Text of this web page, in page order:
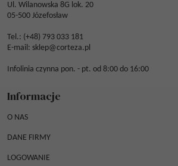
Ul. Wilanowska 8G lok. 20
05-500 Józefosław
Tel.: (+48) 793 033 181
E-mail: sklep@corteza.pl
Infolinia czynna pon. - pt. od 8:00 do 16:00
Informacje
O NAS
DANE FIRMY
LOGOWANIE